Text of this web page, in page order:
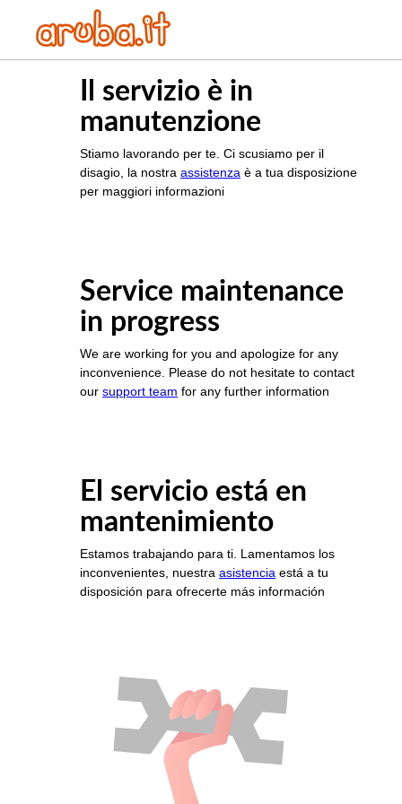
Il servizio è in
manutenzione
Stiamo lavorando per te. Ci scusiamo per il
disagio, la nostra assistenza è a tua disposizione
per maggiori informazioni
Service maintenance
in progress
We are working for you and apologize for any
inconvenience. Please do not hesitate to contact
our support team for any further information
El servicio está en
mantenimiento
Estamos trabajando para ti. Lamentamos los
inconvenientes, nuestra asistencia está a tu
disposición para ofrecerte más información